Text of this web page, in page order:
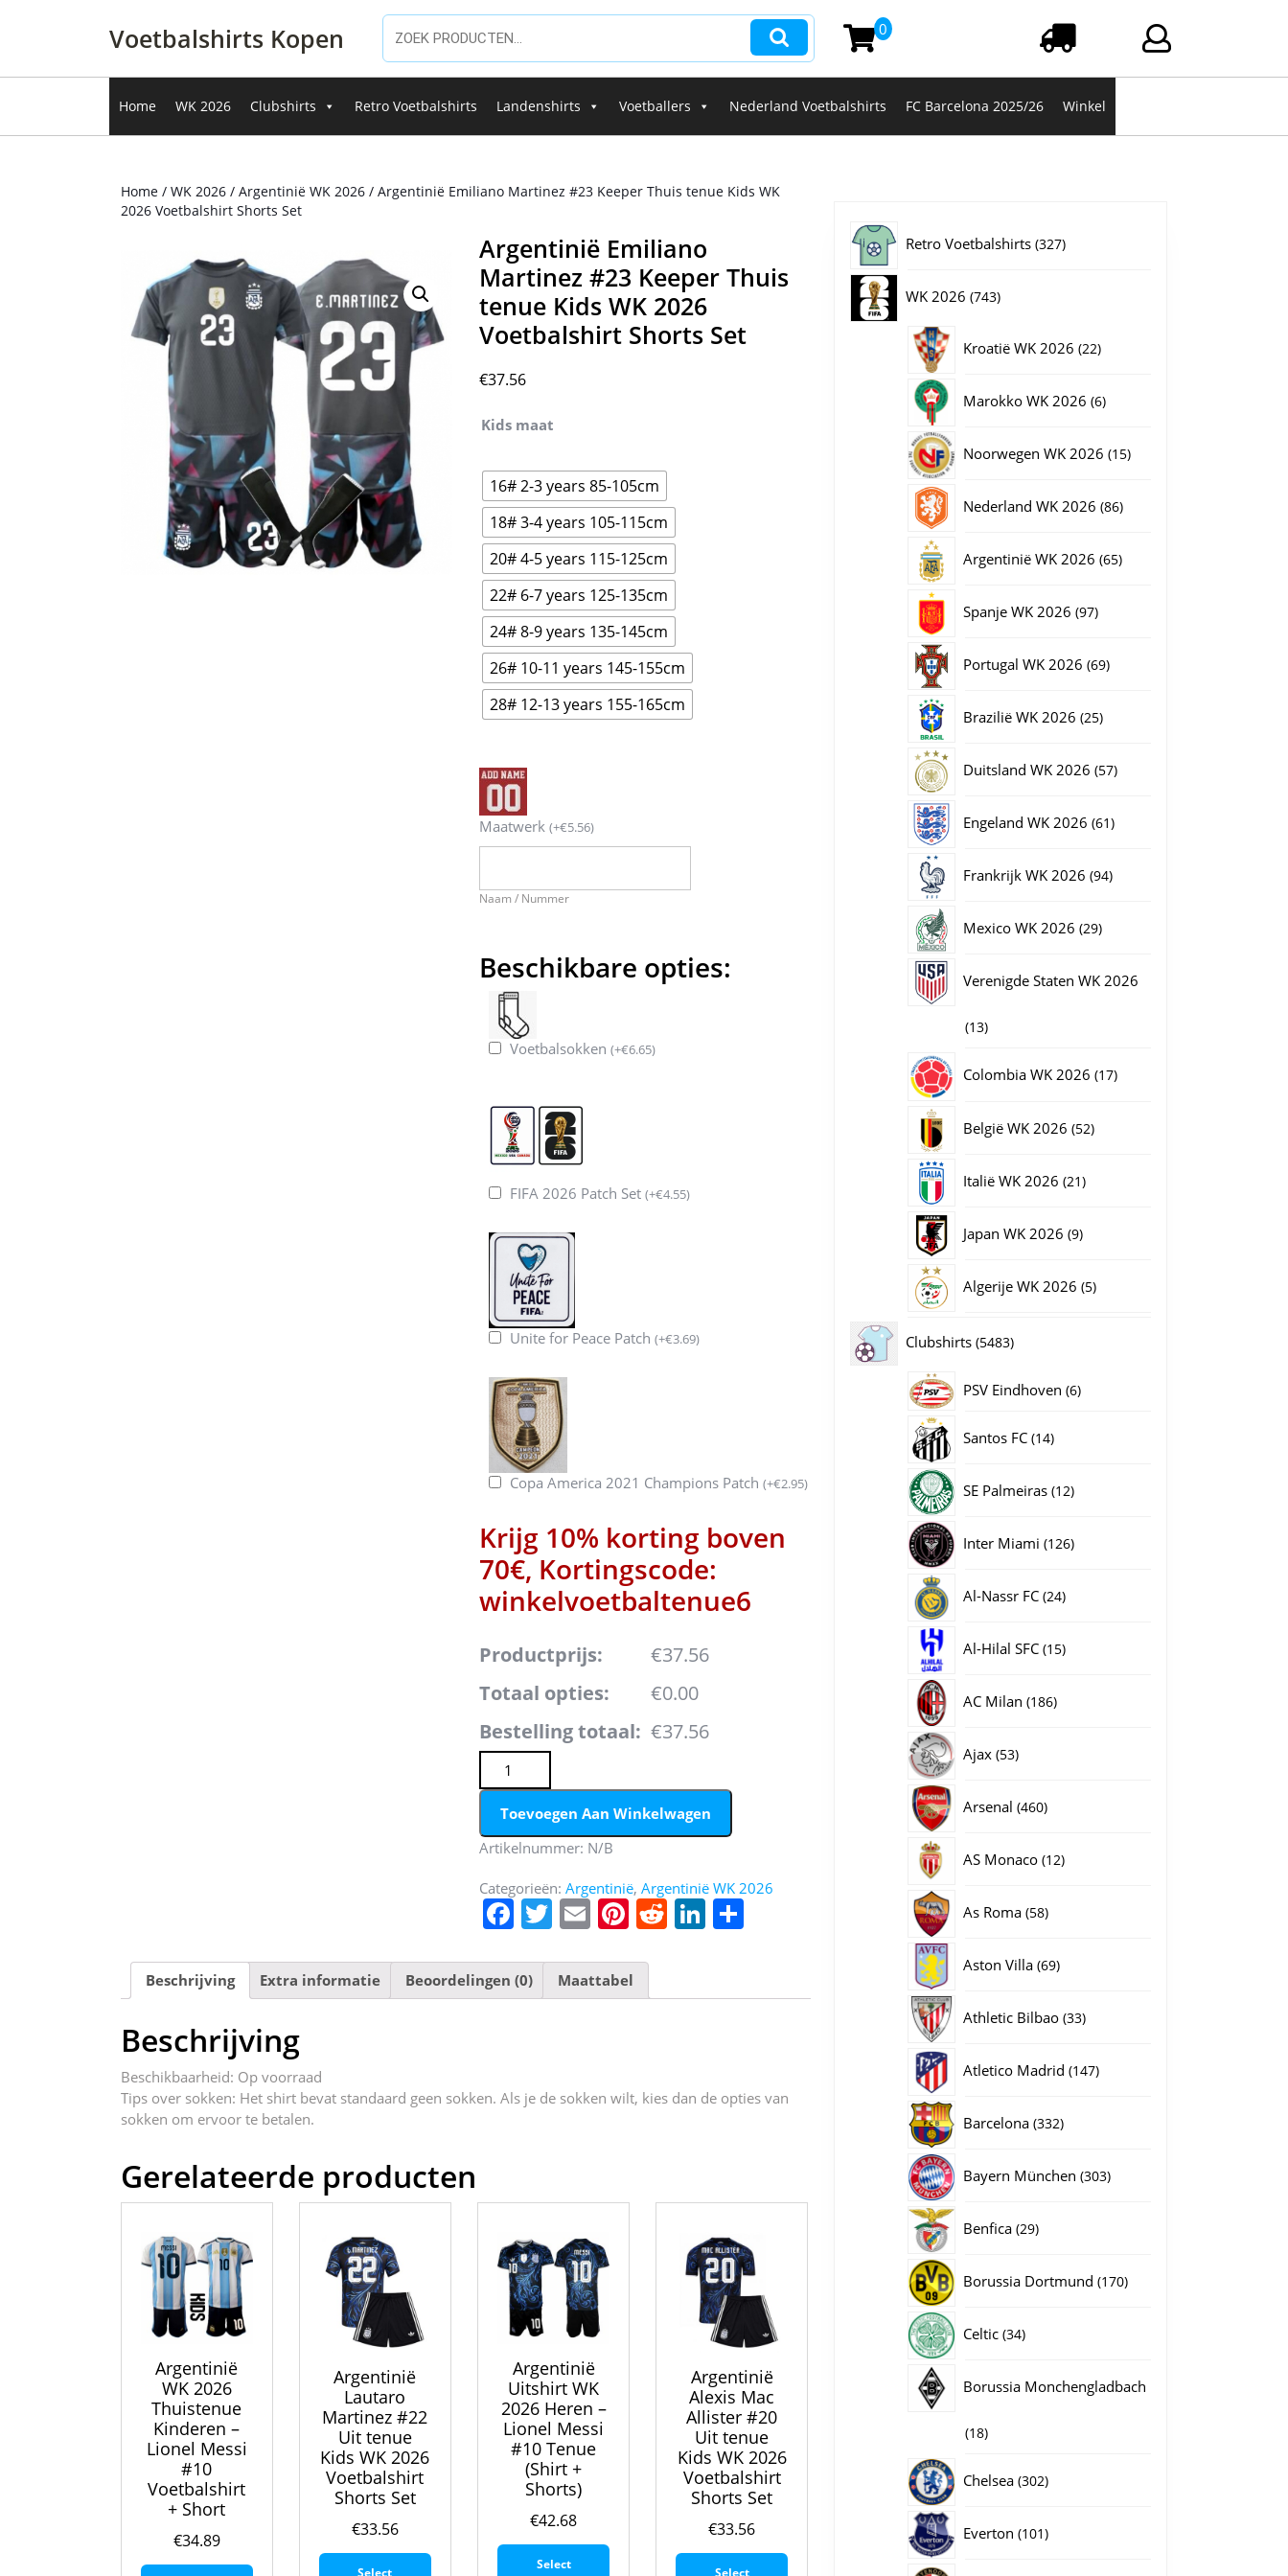
inhoud
Voetbalshirts Kopen Winkelwagen
0
Home WK 2026 Clubshirts Retro Voetbalshirts Landenshirts Voetballers Nederland Voetbalshirts FC Barcelona 2025/26 Winkel
Home / WK 2026 / Argentinië WK 2026 / Argentinië Emiliano Martinez #23 Keeper Thuis tenue Kids WK
2026 Voetbalshirt Shorts Set
Argentinië Emiliano
Martinez #23 Keeper Thuis
tenue Kids WK 2026
Voetbalshirt Shorts Set
€37.56
Kids maat
16# 2-3 years 85-105cm
18# 3-4 years 105-115cm
20# 4-5 years 115-125cm
22# 6-7 years 125-135cm
24# 8-9 years 135-145cm
26# 10-11 years 145-155cm
28# 12-13 years 155-165cm
Maatwerk(+€5.56)
Naam / Nummer
Beschikbare opties:
Voetbalsokken(+€6.65)
FIFA 2026 Patch Set(+€4.55)
Unite for Peace Patch(+€3.69)
Copa America 2021 Champions Patch(+€2.95)
Krijg 10% korting boven
70€, Kortingscode:
winkelvoetbaltenue6
Productprijs:
€37.56
Totaal opties:
€0.00
Bestelling totaal: €37.56
Argentinië Emiliano Martinez #23 Keeper Thuis tenue Kids WK 2026 Voetbalshirt Shorts Set aantal
Toevoegen Aan Winkelwagen
Artikelnummer: N/B
Categorieën:Argentinië,Argentinië WK 2026
F
c
e
o
T
itt
er
E
ai
l
Pi
er
e
R
di
Li
e n
Beschrijving Extra informatie Beoordelingen (0) Maattabel
Beschrijving
Beschikbaarheid: Op voorraad
Tips over sokken: Het shirt bevat standaard geen sokken. Als je de sokken wilt, kies dan de opties van
sokken om ervoor te betalen.
Gerelateerde producten
Argentinië
WK 2026
Thuistenue
Kinderen –
Lionel Messi
#10
Voetbalshirt
+ Short
€34.89
Dit
Argentinië
Lautaro
Martinez #22
Uit tenue
Kids WK 2026
Voetbalshirt
Shorts Set
€33.56
Dit
Argentinië
Uitshirt WK
2026 Heren –
Lionel Messi
#10 Tenue
(Shirt +
Shorts)
€42.68
Select
Dit
Argentinië
Alexis Mac
Allister #20
Uit tenue
Kids WK 2026
Voetbalshirt
Shorts Set
€33.56
Dit
Retro Voetbalshirts 327327
WK 2026 743743
Kroatië WK 2026 2222
Marokko WK 2026 66
Noorwegen WK 2026 1515
Nederland WK 2026 8686
Argentinië WK 2026 6565
Spanje WK 2026 9797
Portugal WK 2026 6969
Brazilië WK 2026 2525
Duitsland WK 2026 5757
Engeland WK 2026 6161
Frankrijk WK 2026 9494
Mexico WK 2026 2929
Verenigde Staten WK 2026
1313
producten
Colombia WK 2026 1717
België WK 2026 5252
Italië WK 2026 2121
Japan WK 2026 99
Algerije WK 2026 55
Clubshirts 54835483
producten
PSV Eindhoven 66
Santos FC 1414
SE Palmeiras 1212
Inter Miami 126126
Al-Nassr FC 2424
Al-Hilal SFC 1515
AC Milan 186186
Ajax 5353
Arsenal 460460
AS Monaco 1212
As Roma 5858
Aston Villa 6969
Athletic Bilbao 3333
Atletico Madrid 147147
Barcelona 332332
Bayern München 303303
Benfica 2929
Borussia Dortmund 170170
Celtic 3434
Borussia Monchengladbach
1818
producten
Chelsea 302302
Everton 101101